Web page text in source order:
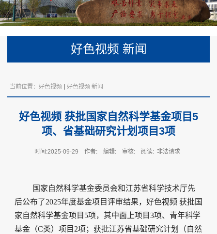
好色视频 新闻
当前位置： 好色视频 好色视频 新闻
好色视频 获批国家自然科学基金项目5
项、省基础研究计划项目3项
时间:2025-09-29 作者: 编辑: 审核: 阅读: 非法请求
国家自然科学基金委员会和江苏省科学技术厅先
后公布了2025年度基金项目评审结果，好色视频 获批国
家自然科学基金项目 5项，其中面上项目3项、青年科学
基金（C类）项目 2项； 获批江苏省基础研究计划（自然